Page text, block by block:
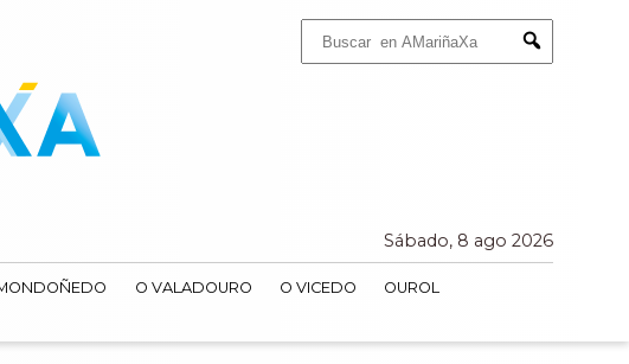
Submit
Sábado, 8 ago 2026
O VALADOURO O VICEDO
OUROL